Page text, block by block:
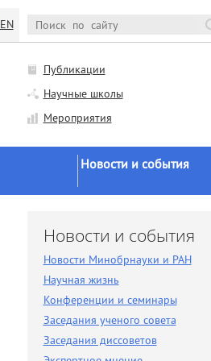
EN
Публикации
Научные школы
Мероприятия
Новости и события
Заседания ученого совета
Заседания диссоветов
Экспертное мнение
Новости и события
Новости Минобрнауки и РАН
Научная жизнь
Конференции и семинары
Заседания ученого совета
Заседания диссоветов